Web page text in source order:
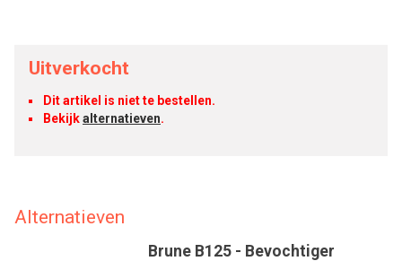
Uitverkocht
Dit artikel is niet te bestellen.
Bekijkalternatieven.
Alternatieven
Brune B125 - Bevochtiger